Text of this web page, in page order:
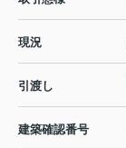
現況
引渡し
建築確認番号